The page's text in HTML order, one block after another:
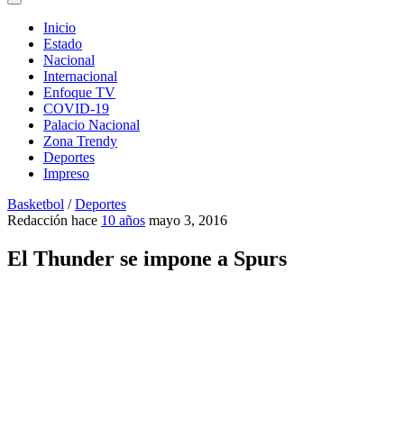
Inicio
Estado
Nacional
Internacional
Enfoque TV
COVID-19
Palacio Nacional
Zona Trendy
Deportes
Impreso
Basketbol /Deportes
Redacción hace 10 años mayo 3, 2016
El Thunder se impone a Spurs